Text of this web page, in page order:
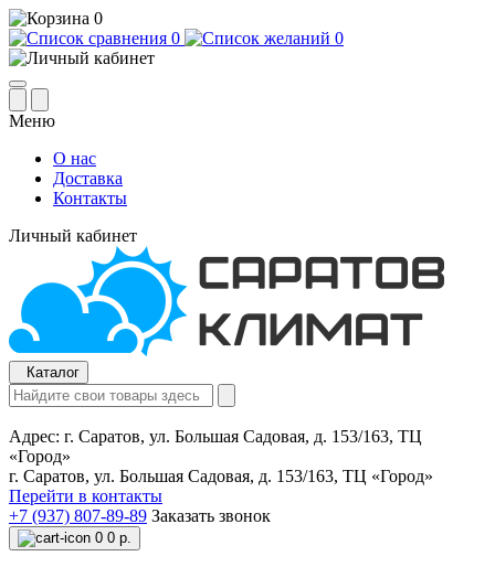
0
0
0
Меню
О нас
Доставка
Контакты
Личный кабинет
Каталог
Адрес: г. Саратов, ул. Большая Садовая, д. 153/163, ТЦ
«Город»
г. Саратов, ул. Большая Садовая, д. 153/163, ТЦ «Город»
Перейти в контакты
+7 (937) 807-89-89 Заказать звонок
0 0 р.